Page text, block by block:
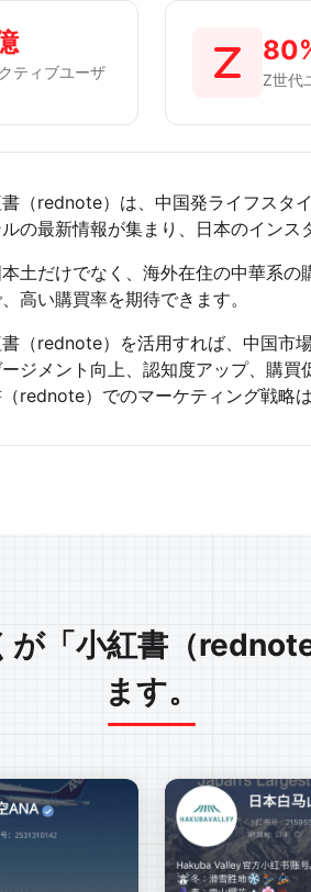
ティブユーザ
Z世代
（rednote）は、中国発ライフスタ
の最新情報が集まり、日本のインス
土だけでなく、海外在住の中華系
高い購買率を期待できます。
（rednote）を活用すれば、中国市
ージメント向上、認知度アップ、購
rednote）でのマーケティング戦略
が「小紅書（
ます。